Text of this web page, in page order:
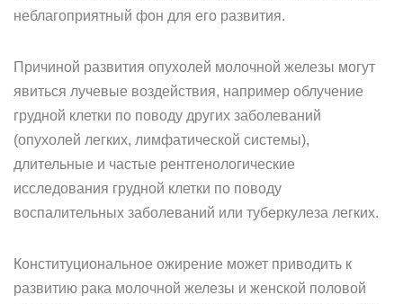
неблагоприятный фон для его развития.
Причиной развития опухолей молочной железы могут
явиться лучевые воздействия, например облучение
грудной клетки по поводу других заболеваний
(опухолей легких, лимфатической системы),
длительные и частые рентгенологические
исследования грудной клетки по поводу
воспалительных заболеваний или туберкулеза легких.
Конституциональное ожирение может приводить к
развитию рака молочной железы и женской половой